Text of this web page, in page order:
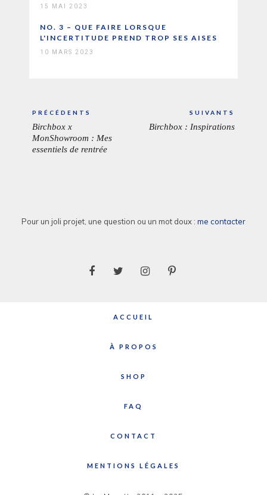
15 MAI 2023
NO. 3 – QUE FAIRE LORSQUE
L'INCERTITUDE PREND TROP SES AISES
10 MARS 2023
Navigation
de
l’article
PRÉCÉDENTS
ARTICLE
PRÉCÉDENT:
Birchbox x
MonShowroom : Mes
essentiels de rentrée
SUIVANTS
Birchbox : Inspirations
Pour un joli projet, une question ou un mot doux : me contacter
ACCUEIL
À PROPOS
SHOP
FAQ
CONTACT
MENTIONS LÉGALES